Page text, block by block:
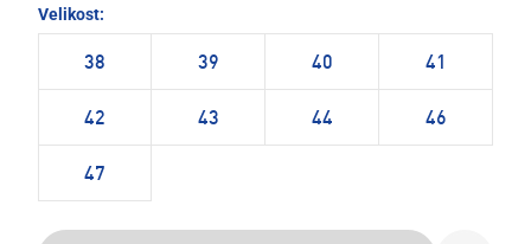
Velikost:
38 39 40 41
42 43 44 46
47